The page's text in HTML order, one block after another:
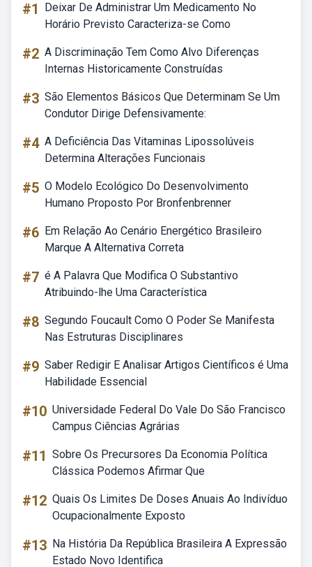
#1
Deixar De Administrar Um Medicamento No
Horário Previsto Caracteriza-se Como
#2 A Discriminação Tem Como Alvo Diferenças
Internas Historicamente Construídas
#3 São Elementos Básicos Que Determinam Se Um
Condutor Dirige Defensivamente:
#4 A Deficiência Das Vitaminas Lipossolúveis
Determina Alterações Funcionais
#5 O Modelo Ecológico Do Desenvolvimento
Humano Proposto Por Bronfenbrenner
#6 Em Relação Ao Cenário Energético Brasileiro
Marque A Alternativa Correta
#7 é A Palavra Que Modifica O Substantivo
Atribuindo-lhe Uma Característica
#8 Segundo Foucault Como O Poder Se Manifesta
Nas Estruturas Disciplinares
#9 Saber Redigir E Analisar Artigos Científicos é Uma
Habilidade Essencial
#10 Universidade Federal Do Vale Do São Francisco
Campus Ciências Agrárias
#11 Sobre Os Precursores Da Economia Política
Clássica Podemos Afirmar Que
#12 Quais Os Limites De Doses Anuais Ao Indivíduo
Ocupacionalmente Exposto
#13 Na História Da República Brasileira A Expressão
Estado Novo Identifica